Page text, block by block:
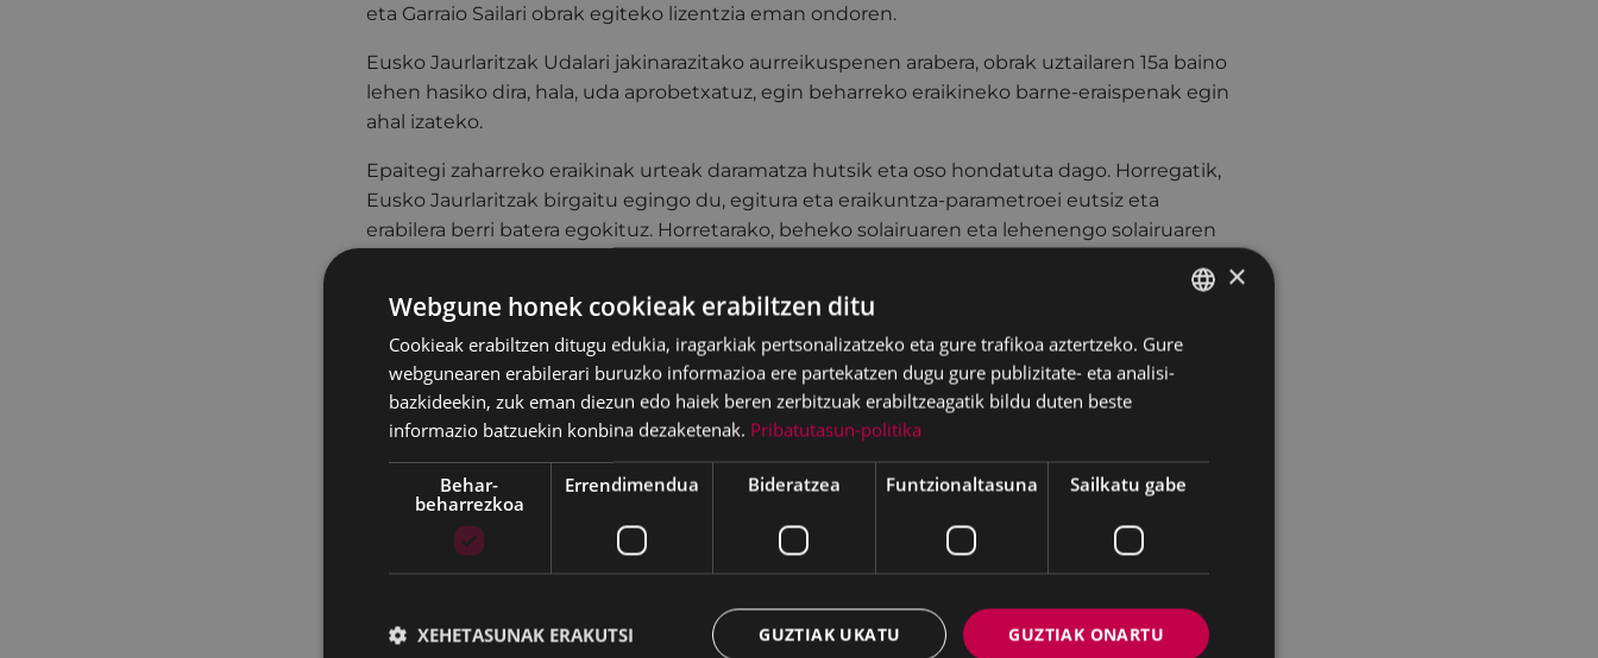
eta Garraio Sailari obrak egiteko lizentzia eman ondoren.
Eusko Jaurlaritzak Udalari jakinarazitako aurreikuspenen arabera, obrak uztailaren 15a baino
lehen hasiko dira, hala, uda aprobetxatuz, egin beharreko eraikineko barne-eraispenak egin
ahal izateko.
Epaitegi zaharreko eraikinak urteak daramatza hutsik eta oso hondatuta dago. Horregatik,
Eusko Jaurlaritzak birgaitu egingo du, egitura eta eraikuntza-parametroei eutsiz eta
erabilera berri batera egokituz. Horretarako, beheko solairuaren eta lehenengo solairuaren
hainbat terraza sortuko dira.
Proiektuan eraikinaren birmoldatze integral bat egingo da, udalerrian bizi diren
gazteentzako alokairuko 19 zuzkidura-bizitoki sortzeko (pertsona batentzat edo birentzat).
Ordainduko den errenta gazteen ahalmen ekonomikoari egokituta egongo da eta
merkatu librekoa baino askoz ere txikiagoa izango da, gaur egun hirian dagoen eskaerari
erantzun ahal izateko.
Hiru solairu izango ditu eraikinak eta solairu bakoitzean sei apartamentu egongo dira,
kuadro izango dituzte.
BASQUE
SPANISH
×
Webgune honek cookieak erabiltzen ditu
Cookieak erabiltzen ditugu edukia, iragarkiak pertsonalizatzeko eta gure trafikoa aztertzeko. Gure
webgunearen erabilerari buruzko informazioa ere partekatzen dugu gure publizitate- eta analisi-
bazkideekin, zuk eman diezun edo haiek beren zerbitzuak erabiltzeagatik bildu duten beste
informazio batzuekin konbina dezaketenak. Pribatutasun-politika
Behar-
beharrezkoa
Errendimendua Bideratzea Funtzionaltasuna Sailkatu gabe
GUZTIAK ONARTU
GUZTIAK UKATU
XEHETASUNAK ERAKUTSI